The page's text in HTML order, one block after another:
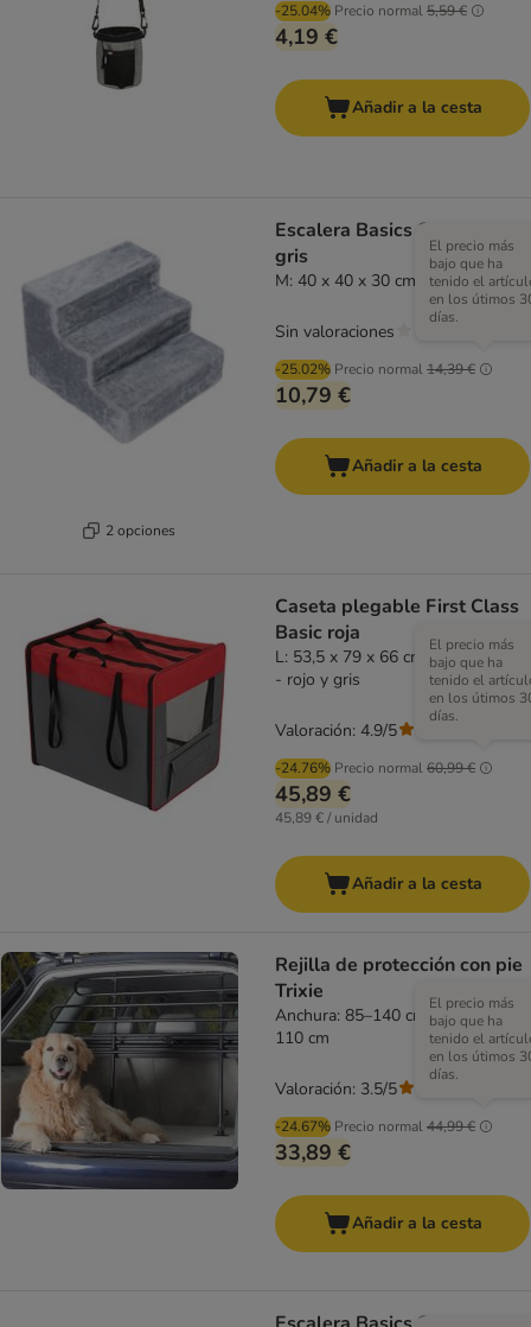
-25.04% Precio normal5,59 €
4,19 €
Añadir a la cesta
2 opciones
Escalera Basics Stepway,
gris
M: 40 x 40 x 30 cm (L x An x Al)
-25.02% Precio normal14,39 €
El precio más
bajo que ha
tenido el
en los útimos
días.
10,79 €
Sin valoraciones
Añadir a la cesta
Caseta plegable First Class
Basic roja
L: 53,5 x 79 x 66 cm (An x P x Al)
- rojo y gris
-24.76% Precio normal60,99 €
El precio más
bajo que ha
tenido el
en los útimos
días.
45,89 €
45,89 € / unidad
Valoración: 4.9/5
Añadir a la cesta
Rejilla de protección con pie
Trixie
Anchura: 85–140 cm x Altura: 75–
110 cm
-24.67% Precio normal44,99 €
El precio más
bajo que ha
tenido el
en los útimos
días.
33,89 €
Valoración: 3.5/5
Añadir a la cesta